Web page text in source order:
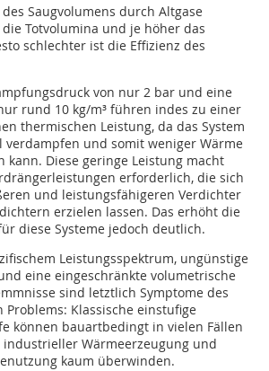
Saugvolumens durch Altgase
Totvolumina und je höher das
schlechter ist die Effizienz des
von nur 2 bar und eine
rund 10 kg/m³ führen indes zu einer
thermischen Leistung, da das System
verdampfen und somit weniger Wärme
kann. Diese geringe Leistung macht
erforderlich, die sich
und leistungsfähigeren Verdichter
erzielen lassen. Das erhöht die
diese Systeme jedoch deutlich.
Leistungsspektrum, ungünstige
eine eingeschränkte volumetrische
sind letztlich Symptome des
Klassische einstufige
können bauartbedingt in vielen Fällen
Wärmeerzeugung und
kaum überwinden.